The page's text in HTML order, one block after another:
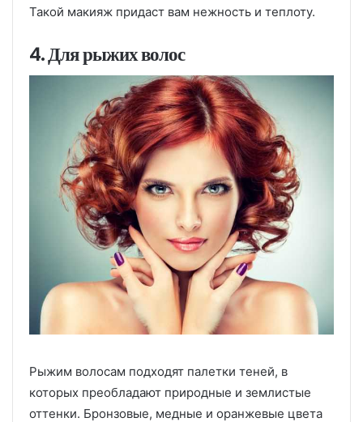
Такой макияж придаст вам нежность и теплоту.
4. Для рыжих волос
Рыжим волосам подходят палетки теней, в
которых преобладают природные и землистые
оттенки. Бронзовые, медные и оранжевые цвета